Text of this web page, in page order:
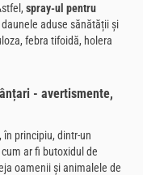
spray-ul pentru
aduse sănătății și
febra tifoidă, holera
- avertismente,
în principiu, dintr-un
ar fi butoxidul de
oamenii și animalele de